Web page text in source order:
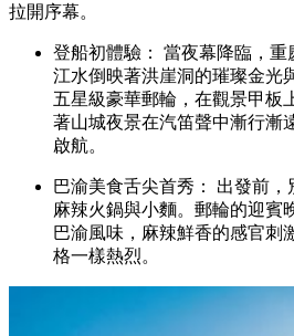
拉開序幕。
登船初體驗： 當夜幕降臨，重
江水倒映著洪崖洞的璀璨金光
五星級豪華郵輪，在觀景甲板
著山城夜景在汽笛聲中漸行漸
啟航。
巴渝美食舌尖首秀： 出發前
麻辣火鍋與小麵。郵輪的迎賓
巴渝風味，麻辣鮮香的感官刺
格一樣熱烈。